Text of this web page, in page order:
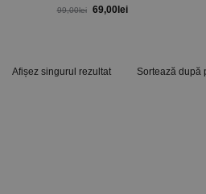
99,00lei 69,00 lei
Afișez singurul rezultat